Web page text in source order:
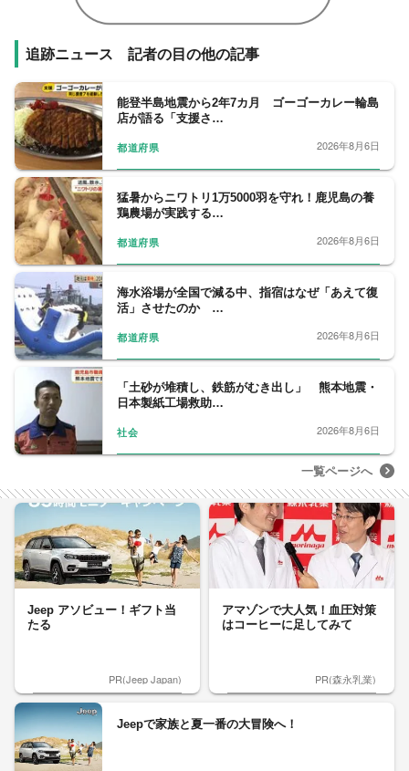
追跡ニュース 記者の目の他の記事
能登半島地震から2年7カ月 ゴーゴーカレー輪島
店が語る「支援さ…
都道府県 2026年8月6日
猛暑からニワトリ1万5000羽を守れ！鹿児島の養
鶏農場が実践する…
都道府県 2026年8月6日
海水浴場が全国で減る中、指宿はなぜ「あえて復
活」させたのか …
都道府県 2026年8月6日
「土砂が堆積し、鉄筋がむき出し」 熊本地震・
日本製紙工場救助…
社会 2026年8月6日
一覧ページへ
Jeep アソビュー！ギフト当
たる
PR(Jeep Japan)
アマゾンで大人気！血圧対策
はコーヒーに足してみて
PR(森永乳業)
Jeepで家族と夏一番の大冒険へ！